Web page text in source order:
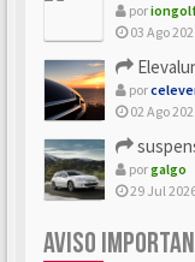
por
03 Ago
por
02 Ago
porgalgo
29 Jul
AVISO